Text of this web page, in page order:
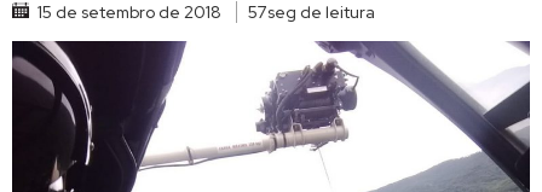
15 de setembro de 2018 57seg de leitura